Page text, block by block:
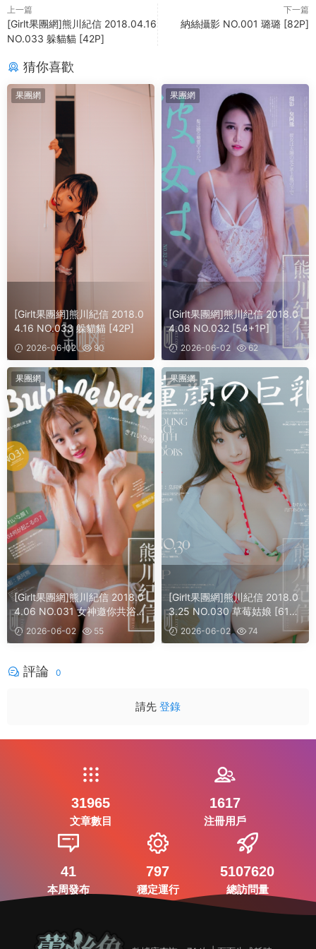
上一篇
[Girlt果團網]熊川紀信 2018.04.16
NO.033 躲貓貓 [42P]
下一篇
納絲攝影 NO.001 璐璐 [82P]
猜你喜歡
果團網
[Girlt果團網]熊川紀信 2018.0
4.16 NO.033 躲貓貓 [42P]
2026-06-02 90
果團網
[Girlt果團網]熊川紀信 2018.0
4.08 NO.032 [54+1P]
2026-06-02 62
果團網
[Girlt果團網]熊川紀信 2018.0
4.06 NO.031 女神邀你共浴，
你可願意! [48+1P]
2026-06-02 55
果團網
[Girlt果團網]熊川紀信 2018.0
3.25 NO.030 草莓姑娘 [61+1
P] 2026-06-02 74
評論 0
請先 登錄
31965
文章數目
1617
注冊用戶
41
本周發布
797
穩定運行
5107620
總訪問量